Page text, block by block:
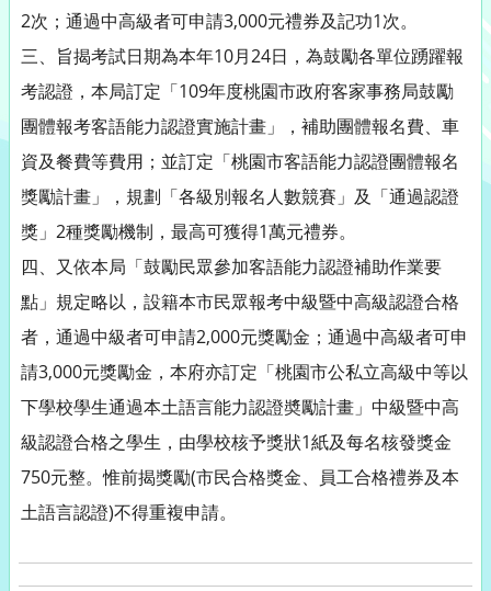
2次；通過中高級者可申請3,000元禮券及記功1次。
三、旨揭考試日期為本年10月24日，為鼓勵各單位踴躍報
考認證，本局訂定「109年度桃園市政府客家事務局鼓勵
團體報考客語能力認證實施計畫」，補助團體報名費、車
資及餐費等費用；並訂定「桃園市客語能力認證團體報名
獎勵計畫」，規劃「各級別報名人數競賽」及「通過認證
獎」2種獎勵機制，最高可獲得1萬元禮券。
四、又依本局「鼓勵民眾參加客語能力認證補助作業要
點」規定略以，設籍本市民眾報考中級暨中高級認證合格
者，通過中級者可申請2,000元獎勵金；通過中高級者可申
請3,000元獎勵金，本府亦訂定「桃園市公私立高級中等以
下學校學生通過本土語言能力認證奬勵計畫」中級暨中高
級認證合格之學生，由學校核予獎狀1紙及每名核發獎金
750元整。惟前揭獎勵(市民合格獎金、員工合格禮券及本
土語言認證)不得重複申請。